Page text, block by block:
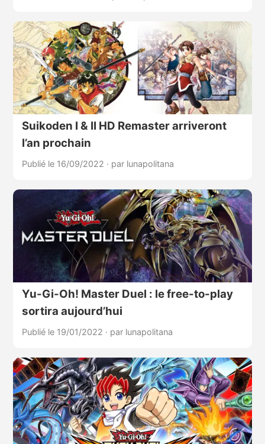
Suikoden I & II HD Remaster arriveront
l’an prochain
Publié le 16/09/2022 · par lunapolitana
Yu-Gi-Oh! Master Duel : le free-to-play
sortira aujourd’hui
Publié le 19/01/2022 · par lunapolitana